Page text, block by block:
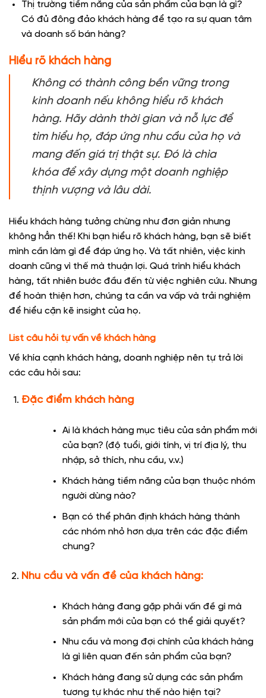
Thị trường tiềm năng của sản phẩm của bạn là gì?
Có đủ đông đảo khách hàng để tạo ra sự quan tâm
và doanh số bán hàng?
Hiểu rõ khách hàng
Không có thành công bền vững trong
kinh doanh nếu không hiểu rõ khách
hàng. Hãy dành thời gian và nỗ lực để
tìm hiểu họ, đáp ứng nhu cầu của họ và
mang đến giá trị thật sự. Đó là chìa
khóa để xây dựng một doanh nghiệp
thịnh vượng và lâu dài.
Hiểu khách hàng tưởng chừng như đơn giản nhưng
không hẳn thế! Khi bạn hiểu rõ khách hàng, bạn sẽ biết
mình cần làm gì để đáp ứng họ. Và tất nhiên, việc kinh
doanh cũng vì thế mà thuận lợi. Quá trình hiểu khách
hàng, tất nhiên bước đầu đến từ việc nghiên cứu. Nhưng
để hoàn thiện hơn, chúng ta cần va vấp và trải nghiệm
để hiểu cặn kẽ insight của họ.
List câu hỏi tự vấn về khách hàng
Về khía cạnh khách hàng, doanh nghiệp nên tự trả lời
các câu hỏi sau:
Đặc điểm khách hàng
Ai là khách hàng mục tiêu của sản phẩm mới
của bạn? (độ tuổi, giới tính, vị trí địa lý, thu
nhập, sở thích, nhu cầu, v.v.)
Khách hàng tiềm năng của bạn thuộc nhóm
người dùng nào?
Bạn có thể phân định khách hàng thành
các nhóm nhỏ hơn dựa trên các đặc điểm
chung?
Nhu cầu và vấn đề của khách hàng:
Khách hàng đang gặp phải vấn đề gì mà
sản phẩm mới của bạn có thể giải quyết?
Nhu cầu và mong đợi chính của khách hàng
là gì liên quan đến sản phẩm của bạn?
Khách hàng đang sử dụng các sản phẩm
tương tự khác như thế nào hiện tại?